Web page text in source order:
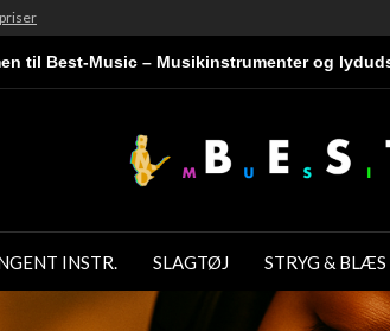
til Best-Music – Musikinstrumenter og
INSTR. SLAGTØJ STRYG & BLÆS